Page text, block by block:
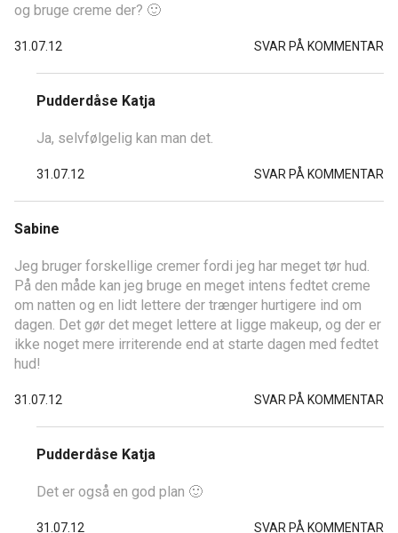
og bruge creme der? 🙂
31.07.12 SVAR PÅ KOMMENTAR
Pudderdåse Katja
Ja, selvfølgelig kan man det.
31.07.12 SVAR PÅ KOMMENTAR
Sabine
Jeg bruger forskellige cremer fordi jeg har meget tør hud.
På den måde kan jeg bruge en meget intens fedtet creme
om natten og en lidt lettere der trænger hurtigere ind om
dagen. Det gør det meget lettere at ligge makeup, og der er
ikke noget mere irriterende end at starte dagen med fedtet
hud!
31.07.12 SVAR PÅ KOMMENTAR
Pudderdåse Katja
Det er også en god plan 🙂
31.07.12 SVAR PÅ KOMMENTAR